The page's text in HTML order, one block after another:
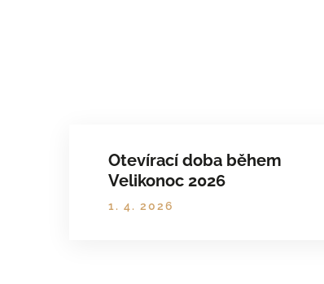
Otevírací doba během
Velikonoc 2026
1. 4. 2026